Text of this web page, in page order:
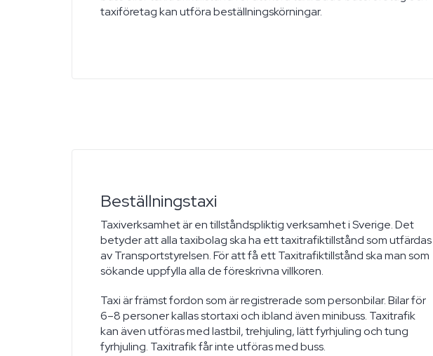
taxiföretag kan utföra beställningskörningar.
Beställningstaxi
Taxiverksamhet är en tillståndspliktig verksamhet i Sverige. Det
betyder att alla taxibolag ska ha ett taxitrafiktillstånd som utfärdas
av Transportstyrelsen. För att få ett Taxitrafiktillstånd ska man som
sökande uppfylla alla de föreskrivna villkoren.
Taxi är främst fordon som är registrerade som personbilar. Bilar för
6–8 personer kallas stortaxi och ibland även minibuss. Taxitrafik
kan även utföras med lastbil, trehjuling, lätt fyrhjuling och tung
fyrhjuling. Taxitrafik får inte utföras med buss.